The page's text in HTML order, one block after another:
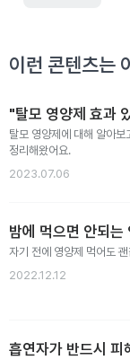
이런 콘텐츠는
"탈모 영양제 효과
탈모 영양제에 대해 알아
정리해왔어요.
2023.07.06
밤에 먹으면 안되는
자기 전에 영양제 먹어도
2022.12.12
흡연자가 반드시 피